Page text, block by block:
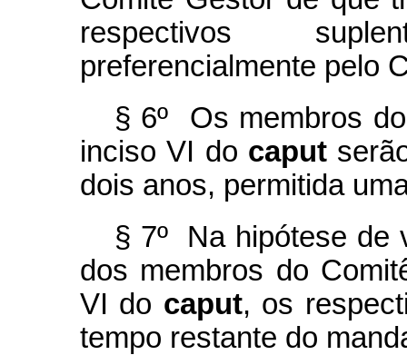
respectivos
preferencialmente pelo
§ 6º Os membros
inciso VI do caput
dois anos, permitida
§ 7º Na hipótese de
dos membros do
VI do caput, os
tempo restante do